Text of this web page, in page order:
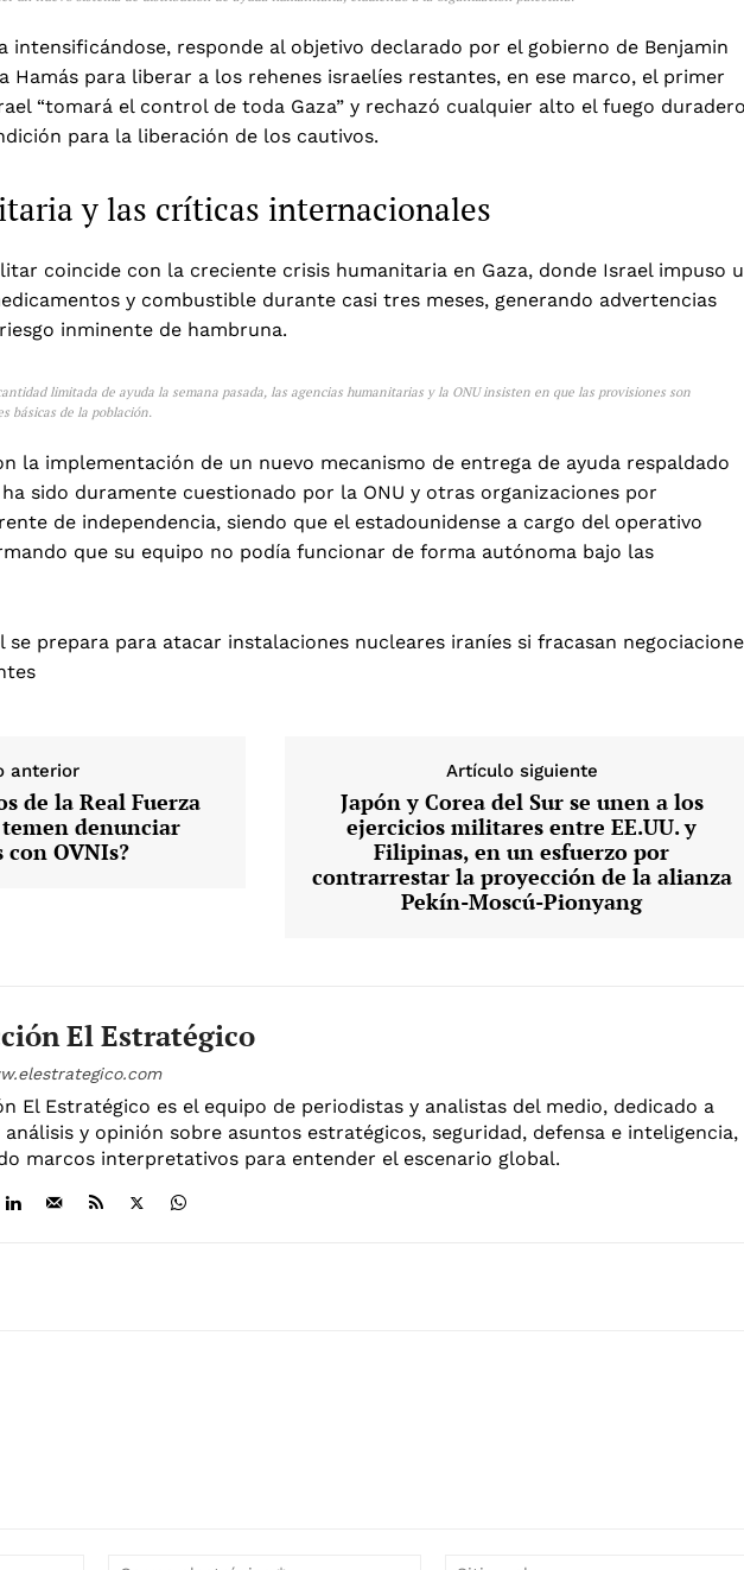
intensificándose, responde al objetivo declarado por el gobierno de Benjamin
Hamás para liberar a los rehenes israelíes restantes, en ese marco, el primer
“tomará el control de toda Gaza” y rechazó cualquier alto el fuego
para la liberación de los cautivos.
y las críticas internacionales
coincide con la creciente crisis humanitaria en Gaza, donde Israel impuso
y combustible durante casi tres meses, generando advertencias
inminente de hambruna.
limitada de ayuda la semana pasada, las agencias humanitarias y la ONU insisten en que las provisiones son
básicas de la población.
la implementación de un nuevo mecanismo de entrega de ayuda respaldado
sido duramente cuestionado por la ONU y otras organizaciones por
de independencia, siendo que el estadounidense a cargo del operativo
que su equipo no podía funcionar de forma autónoma bajo las
se prepara para atacar instalaciones nucleares iraníes si fracasan
anterior
de la Real Fuerza
denunciar
OVNIs?
Artículo siguiente
Japón y Corea del Sur se unen a los
ejercicios militares entre EE.UU. y
Filipinas, en un esfuerzo por
contrarrestar la proyección de la alianza
Pekín-Moscú-Pionyang
El Estratégico
El Estratégico es el equipo de periodistas y analistas del medio, dedicado a
y opinión sobre asuntos estratégicos, seguridad, defensa e inteligencia,
marcos interpretativos para entender el escenario global.
Nombre:*
Correo